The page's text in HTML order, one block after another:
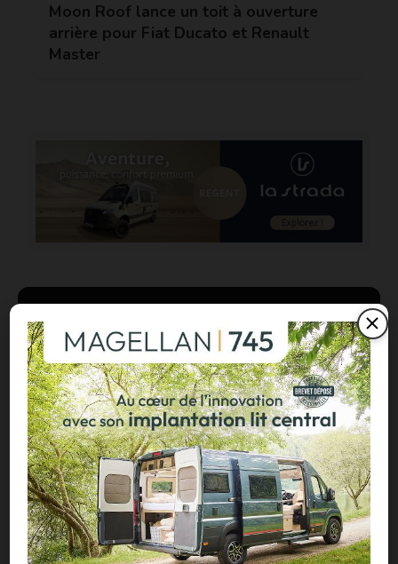
Moon Roof lance un toit à ouverture
arrière pour Fiat Ducato et Renault
Master
À LIRE ABSOLUMENT